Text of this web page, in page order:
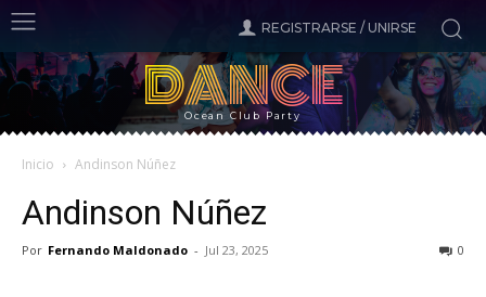
REGISTRARSE / UNIRSE
DANCE
Ocean Club Party
Inicio Andinson Núñez
Andinson Núñez
Por Fernando Maldonado - Jul 23, 2025 0